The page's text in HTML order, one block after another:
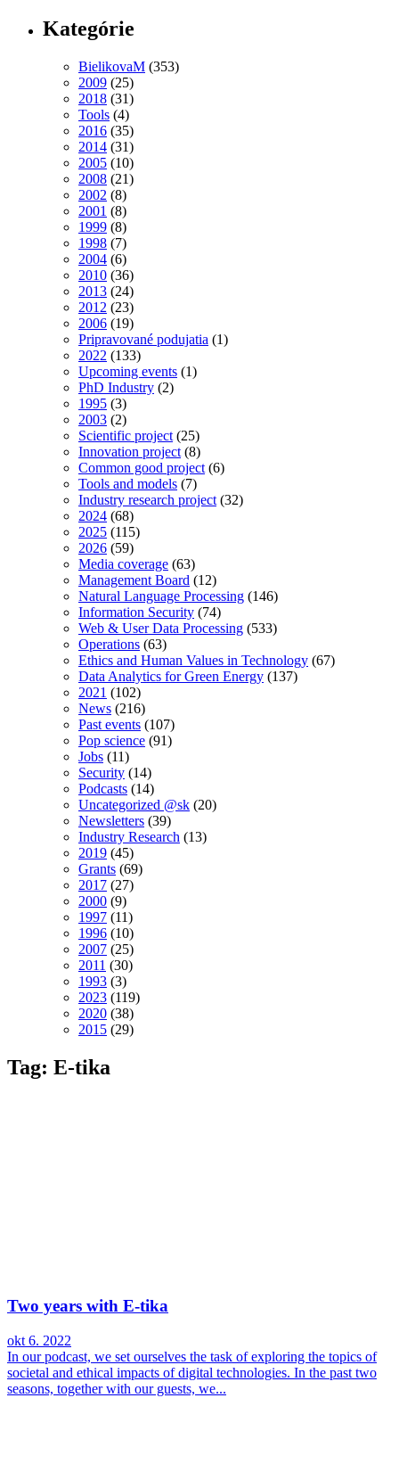
Kategórie
BielikovaM (353)
2009 (25)
2018 (31)
Tools (4)
2016 (35)
2014 (31)
2005 (10)
2008 (21)
2002 (8)
2001 (8)
1999 (8)
1998 (7)
2004 (6)
2010 (36)
2013 (24)
2012 (23)
2006 (19)
Pripravované podujatia (1)
2022 (133)
Upcoming events (1)
PhD Industry (2)
1995 (3)
2003 (2)
Scientific project (25)
Innovation project (8)
Common good project (6)
Tools and models (7)
Industry research project (32)
2024 (68)
2025 (115)
2026 (59)
Media coverage (63)
Management Board (12)
Natural Language Processing (146)
Information Security (74)
Web & User Data Processing (533)
Operations (63)
Ethics and Human Values in Technology (67)
Data Analytics for Green Energy (137)
2021 (102)
News (216)
Past events (107)
Pop science (91)
Jobs (11)
Security (14)
Podcasts (14)
Uncategorized @sk (20)
Newsletters (39)
Industry Research (13)
2019 (45)
Grants (69)
2017 (27)
2000 (9)
1997 (11)
1996 (10)
2007 (25)
2011 (30)
1993 (3)
2023 (119)
2020 (38)
2015 (29)
Tag: E-tika
Two years with E-tika
okt 6. 2022
In our podcast, we set ourselves the task of exploring the topics of
societal and ethical impacts of digital technologies. In the past two
seasons, together with our guests, we...